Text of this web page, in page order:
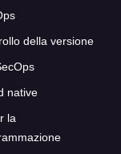
della versione
native
la